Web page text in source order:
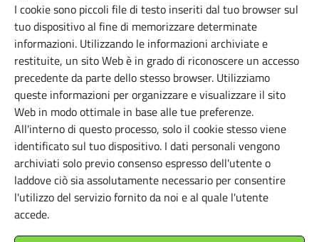
I cookie sono piccoli file di testo inseriti dal tuo browser sul
tuo dispositivo al fine di memorizzare determinate
informazioni. Utilizzando le informazioni archiviate e
restituite, un sito Web è in grado di riconoscere un accesso
precedente da parte dello stesso browser. Utilizziamo
queste informazioni per organizzare e visualizzare il sito
Web in modo ottimale in base alle tue preferenze.
All'interno di questo processo, solo il cookie stesso viene
identificato sul tuo dispositivo. I dati personali vengono
archiviati solo previo consenso espresso dell'utente o
laddove ciò sia assolutamente necessario per consentire
l'utilizzo del servizio fornito da noi e al quale l'utente
accede.
Posizione
Fondazione Museo Pino
Pascali
Via Parco del Lauro, 119 - 70044
Apri il navigatore
×
+
−
Leaflet|©OpenStreetMapcontributors, Tiles style by CartoDB